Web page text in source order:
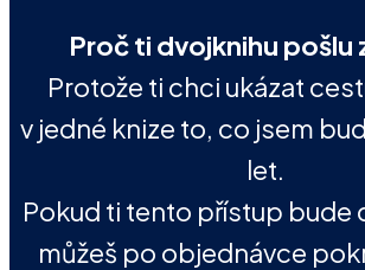
Proč ti dvojknihu pošlu
Protože ti chci ukázat
v jedné knize to, co jsem
let.
Pokud ti tento přístup bude
můžeš po objednávce